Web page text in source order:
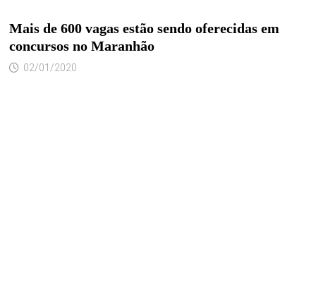
Mais de 600 vagas estão sendo oferecidas em
concursos no Maranhão
02/01/2020